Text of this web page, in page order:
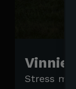
Vinnie
Stress